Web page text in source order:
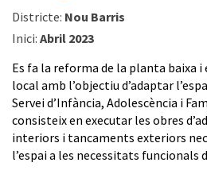
Districte: Nou Barris
Inici: Abril 2023
Es fa la reforma de la planta baixa i
local amb l’objectiu d’adaptar
Servei d’Infància, Adolescència i
consisteix en executar les obres
interiors i tancaments exteriors
l’espai a les necessitats funcionals